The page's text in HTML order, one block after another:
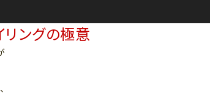
ングの極意